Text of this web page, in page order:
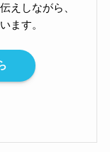
えしながら、
ます。